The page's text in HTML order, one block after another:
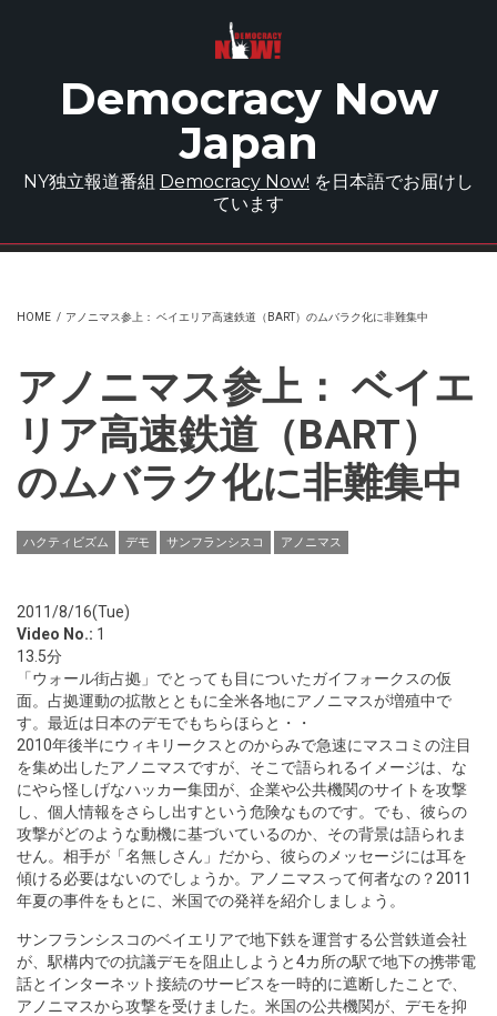
Democracy Now
Japan
NY独立報道番組 Democracy Now! を日本語でお届けし
ています
HOME / アノニマス参上： ベイエリア高速鉄道（BART）のムバラク化に非難集中
アノニマス参上： ベイエ
リア高速鉄道（BART）
のムバラク化に非難集中
ハクティビズム デモ サンフランシスコ アノニマス
2011/8/16(Tue)
Video No.: 1
13.5分
「ウォール街占拠」でとっても目についたガイフォークスの仮
面。占拠運動の拡散とともに全米各地にアノニマスが増殖中で
す。最近は日本のデモでもちらほらと・・
2010年後半にウィキリークスとのからみで急速にマスコミの注目
を集め出したアノニマスですが、そこで語られるイメージは、な
にやら怪しげなハッカー集団が、企業や公共機関のサイトを攻撃
し、個人情報をさらし出すという危険なものです。でも、彼らの
攻撃がどのような動機に基づいているのか、その背景は語られま
せん。相手が「名無しさん」だから、彼らのメッセージには耳を
傾ける必要はないのでしょうか。アノニマスって何者なの？2011
年夏の事件をもとに、米国での発祥を紹介しましょう。
サンフランシスコのベイエリアで地下鉄を運営する公営鉄道会社
が、駅構内での抗議デモを阻止しようと4カ所の駅で地下の携帯電
話とインターネット接続のサービスを一時的に遮断したことで、
アノニマスから攻撃を受けました。米国の公共機関が、デモを抑